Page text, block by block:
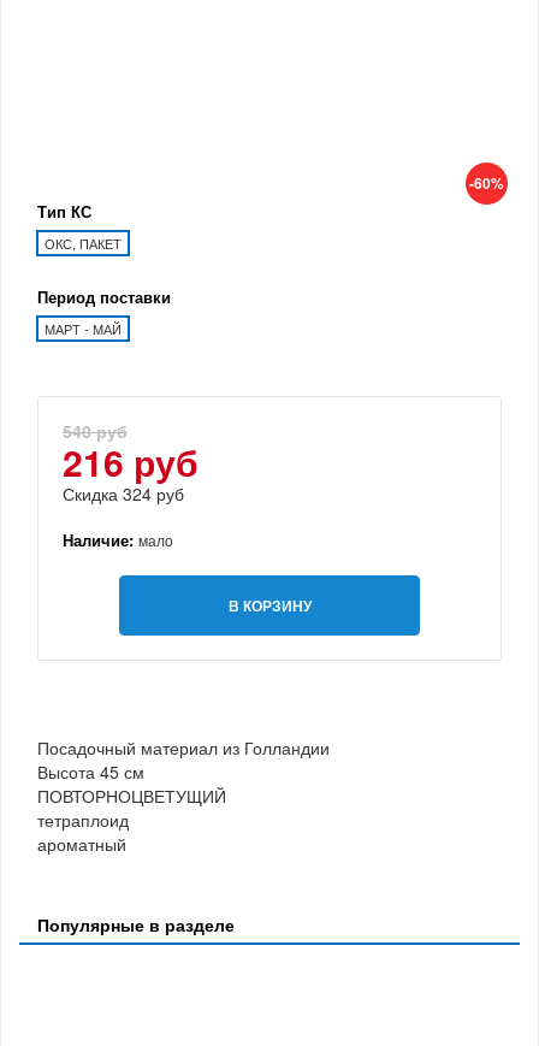
-60%
Тип КС
ОКС, ПАКЕТ
Период поставки
МАРТ - МАЙ
540 руб
216 руб
Скидка 324 руб
Наличие: мало
В КОРЗИНУ
Посадочный материал из Голландии
Высота 45 см
ПОВТОРНОЦВЕТУЩИЙ
тетраплоид
ароматный
Популярные в разделе